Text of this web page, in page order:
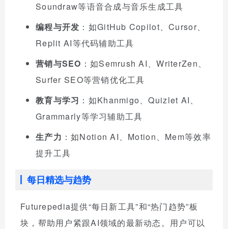
Soundraw等语音合成与音乐生成工具
编程与开发 ：如GitHub Copilot、Cursor、
Replit AI等代码辅助工具
营销与SEO ：如Semrush AI、WriterZen、
Surfer SEO等营销优化工具
教育与学习 ：如Khanmigo、Quizlet AI、
Grammarly等学习辅助工具
生产力 ：如Notion AI、Motion、Mem等效率
提升工具
每日精选与趋势
Futurepedia提供“每日新工具”和“热门趋势”板
块，帮助用户紧跟AI领域的最新动态。用户可以